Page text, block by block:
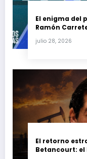
El enigma del
Ramón
julio 28, 2026
El retorno
Betancourt: